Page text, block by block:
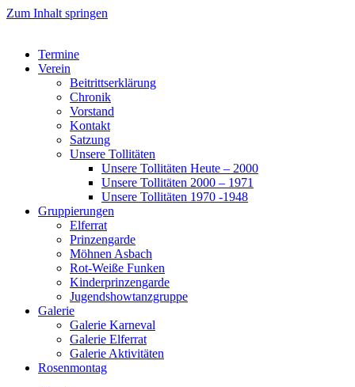
Zum Inhalt springen
Termine
Verein
Beitrittserklärung
Chronik
Vorstand
Kontakt
Satzung
Unsere Tollitäten
Unsere Tollitäten Heute – 2000
Unsere Tollitäten 2000 – 1971
Unsere Tollitäten 1970 -1948
Gruppierungen
Elferrat
Prinzengarde
Möhnen Asbach
Rot-Weiße Funken
Kinderprinzengarde
Jugendshowtanzgruppe
Galerie
Galerie Karneval
Galerie Elferrat
Galerie Aktivitäten
Rosenmontag